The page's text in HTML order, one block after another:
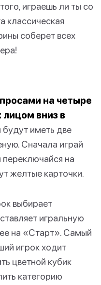
играешь ли ты со
классическая
соберет всех
на четыре
лицом вниз в
будут иметь две
Сначала играй
на
желтые карточки.
выбирает
игральную
на «Старт». Самый
игрок ходит
цветной кубик
категорию